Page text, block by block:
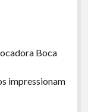
Boca
impressionam